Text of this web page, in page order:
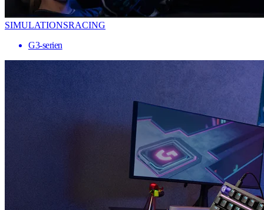
SIMULATIONSRACING
G3-serien